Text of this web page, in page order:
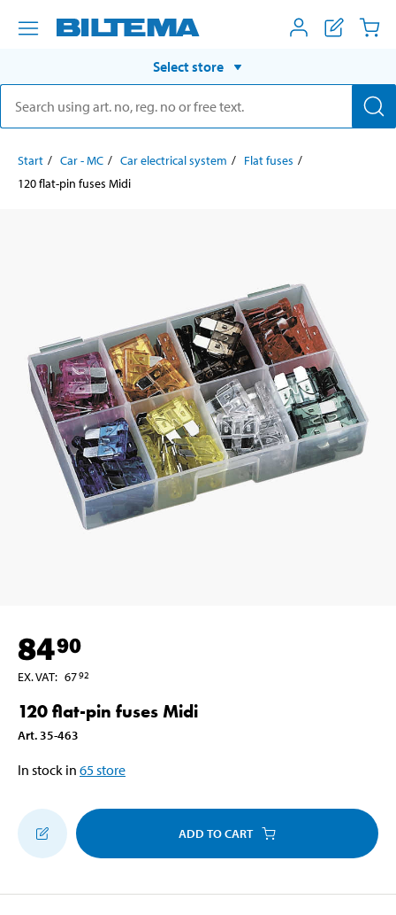
Select store
Start Car - MC Car electrical system
Flat fuses
120 flat-pin fuses Midi
8490
EX. VAT: 6792
120 flat-pin fuses Midi
Art. 35-463
In stock in 65store
ADD TO CART